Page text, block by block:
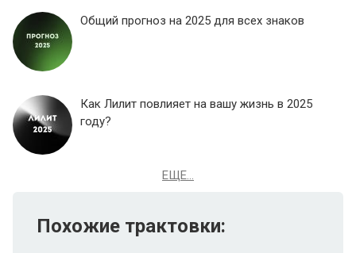
Общий прогноз на 2025 для всех знаков
Как Лилит повлияет на вашу жизнь в 2025
году?
ЕЩЕ...
Похожие трактовки: